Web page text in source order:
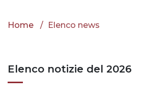
Home Elenco news
Elenco notizie del 2026